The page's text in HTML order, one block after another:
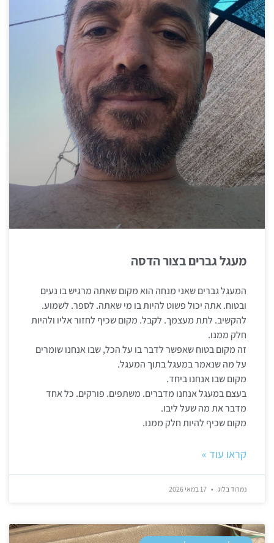
מעגל גברים בצור הדסה
המעגל גברים שאני מנחה הוא מקום שאתה מרגיש בו נעים
ובטוח. אתה יכול פשוט להיות בו מי שאתה. לספר. לשמוע.
להקשיב. לתת מעצמך. לקבל. מקום שכיף לחזור אליו ולהיות
חלק ממנו.
זה מקום בטוח שאפשר לדבר בו על הכל, שבו אנחנו שומרים
על מה שנאמר במעגל בתוך המעגל.
מקום שבו אנחנו ביחד.
בעצם במעגל אנחנו מדברים. משתפים. פורקים. כל אחד
מדבר את מה שעל ליבו.
מקום שכיף להיות חלק ממנו.
קראו עוד »
נמרוד בלוג